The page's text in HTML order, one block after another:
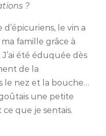
?
d’épicuriens, le vin a
famille grâce à
été éduquée dès
de la
le nez et la bouche…
goûtais une petite
que je sentais.